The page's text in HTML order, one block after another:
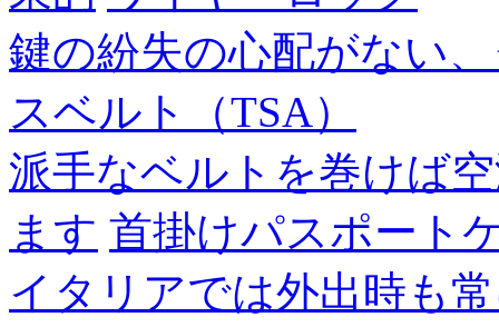
鍵の紛失の心配がない
スベルト（TSA）
派手なベルトを巻けば
ます 首掛けパスポート
イタリアでは外出時も